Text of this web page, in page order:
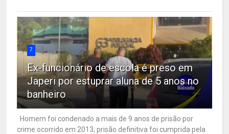
7
Ex-funcionário de escola é preso em
Japeri por estuprar aluna de 5 anos no
banheiro
Homem foi condenado a mais de 9 anos de prisão por
crime ocorrido em 2013; prisão definitiva foi cumprida pela